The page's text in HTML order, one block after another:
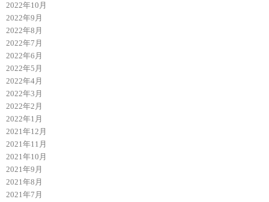
2022年10月
2022年9月
2022年8月
2022年7月
2022年6月
2022年5月
2022年4月
2022年3月
2022年2月
2022年1月
2021年12月
2021年11月
2021年10月
2021年9月
2021年8月
2021年7月